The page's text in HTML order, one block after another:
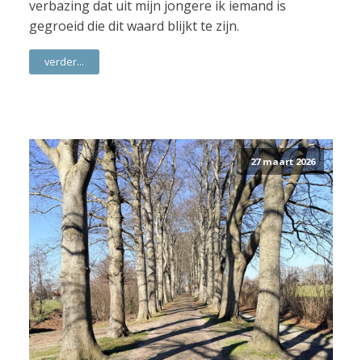
verbazing dat uit mijn jongere ik iemand is
gegroeid die dit waard blijkt te zijn.
verder...
27 maart 2026